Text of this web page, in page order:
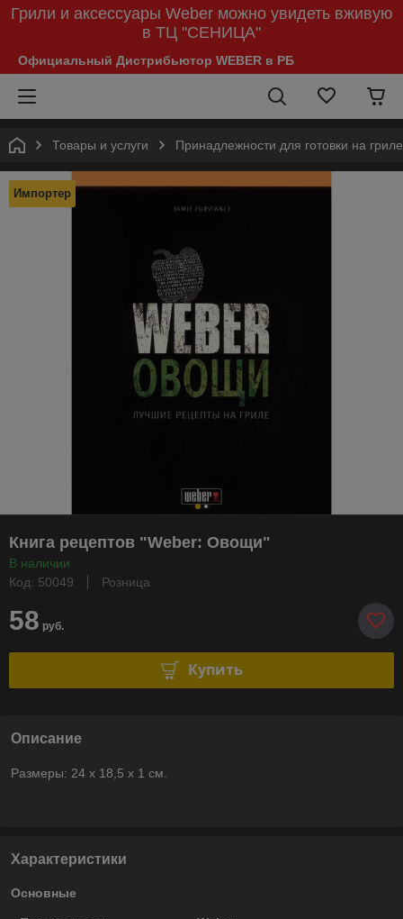
Грили и аксессуары Weber можно увидеть вживую
в ТЦ "СЕНИЦА"
Официальный Дистрибьютор WEBER в РБ
Товары и услуги Принадлежности для готовки на гриле
Импортер
Книга рецептов "Weber: Овощи"
В наличии
Код: 50049
Розница
58 руб.
Купить
Описание
Размеры: 24 x 18,5 x 1 см.
Характеристики
Основные